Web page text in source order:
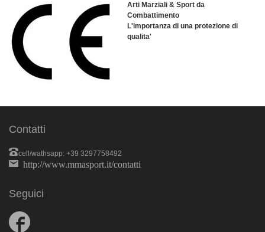
Arti Marziali & Sport da
Combattimento
L'importanza di una protezione di
qualita'
Contatti
cell/wathsapp: +39 3297758492
http://www.mmasport.it/contatti
Seguici
us